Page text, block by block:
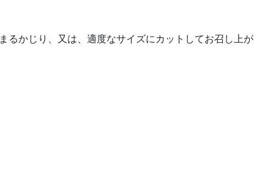
るかじり、又は、適度なサイズにカットしてお召し上が